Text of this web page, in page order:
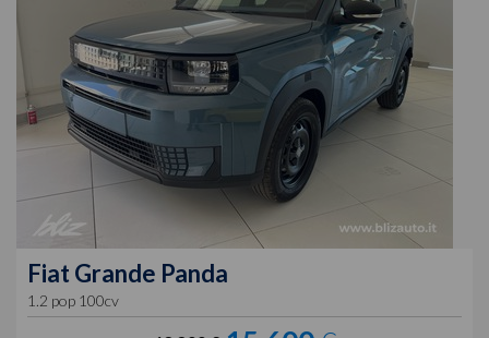
Fiat Grande Panda
1.2 pop 100cv